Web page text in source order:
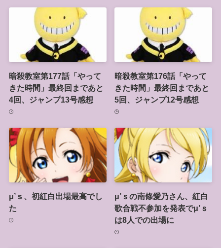
暗殺教室第177話「やって
きた時間」最終回まであと
4回、ジャンプ13号感想
暗殺教室第176話「やって
きた時間」最終回まであと
5回、ジャンプ12号感想
μ’ｓ、初紅白出場最高でし
た
μ’ｓの南條愛乃さん、紅白
歌合戦不参加を発表でμ’ｓ
は8人での出場に